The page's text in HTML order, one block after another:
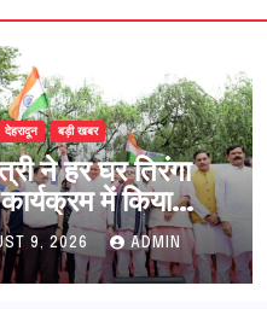
देहरादून बड़ी खबर
ने हर घर तिरंगा
में किया
ने
से स्वतंत्रता
अपने घरों में तिरंगा
9, 2026 ADMIN